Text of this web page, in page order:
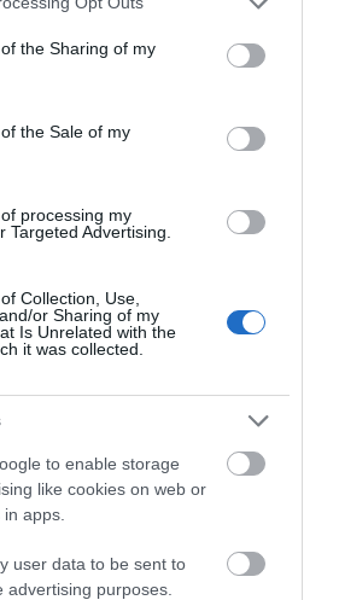
or usage behaviour. You may click to
to Google and its third-party tags to
specified purposes in below Google
the Sharing of my
the Sale of my
processing my
Targeted Advertising.
Collection, Use,
or Sharing of my
Is Unrelated with the
it was collected.
to enable storage
like cookies on web or
apps.
user data to be sent to
advertising purposes.
Βιβλιοθήκη
08/08/2026
Μπέκετ
ΤΟ ΜΕΓΑΛΥΤΕΡΟ
Του Σωτήρος στην Άρνη!…
07/08/2026
ΟΙ «ΕΥΤΥΧΙΣΜΕΝΕΣ
ΜΕΡΕΣ» ΕΙΝΑΙ ΜΠΡΟΣΤΑ:
Μια επίκαιρη ανάλυση για
το λιμάνι της Ραφήνας…
06/08/2026